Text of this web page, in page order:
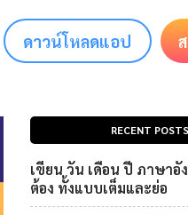
ดาวน์โหลดแอป
RECENT POSTS
เขียน วัน เดือน ปี ภาษาอั
ต้อง ทั้งแบบเต็มและย่อ